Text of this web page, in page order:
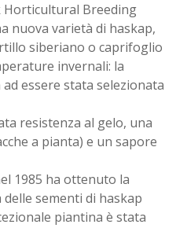
Horticultural Breeding
nuova varietà di haskap,
siberiano o caprifoglio
invernali: la
ad essere stata selezionata
resistenza al gelo, una
a pianta) e un sapore
1985 ha ottenuto la
sementi di haskap
piantina è stata